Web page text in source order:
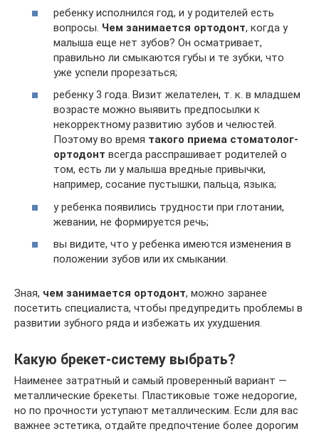
ребенку исполнился год, и у родителей есть
вопросы. Чем занимается ортодонт, когда у
малыша еще нет зубов? Он осматривает,
правильно ли смыкаются губы и те зубки, что
уже успели прорезаться;
ребенку 3 года. Визит желателен, т. к. в младшем
возрасте можно выявить предпосылки к
некорректному развитию зубов и челюстей.
Поэтому во время такого приема стоматолог-
ортодонт всегда расспрашивает родителей о
том, есть ли у малыша вредные привычки,
например, сосание пустышки, пальца, языка;
у ребенка появились трудности при глотании,
жевании, не формируется речь;
вы видите, что у ребенка имеются изменения в
положении зубов или их смыкании.
Зная, чем занимается ортодонт, можно заранее
посетить специалиста, чтобы предупредить проблемы в
развитии зубного ряда и избежать их ухудшения.
Какую брекет-систему выбрать?
Наименее затратный и самый проверенный вариант —
металлические брекеты. Пластиковые тоже недорогие,
но по прочности уступают металлическим. Если для вас
важнее эстетика, отдайте предпочтение более дорогим